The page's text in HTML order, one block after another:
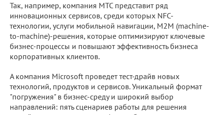
Так, например, компания МТС представит ряд
инновационных сервисов, среди которых NFC-
технологии, услуги мобильной навигации, М2М (machine-
to-machine)-решения, которые оптимизируют ключевые
бизнес-процессы и повышают эффективность бизнеса
корпоративных клиентов.
А компания Microsoft проведет тест-драйв новых
технологий, продуктов и сервисов. Уникальный формат
"погружения" в бизнес-среду и широкий выбор
направлений: пять сценариев работы для решения